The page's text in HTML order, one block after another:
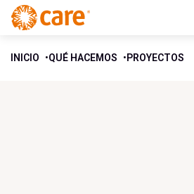
INICIO QUÉ HACEMOS PROYECTOS